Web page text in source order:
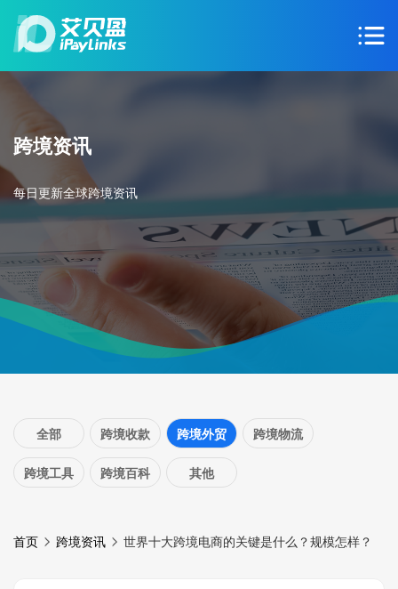
跨境资讯
每日更新全球跨境资讯
全部 跨境收款 跨境外贸 跨境物流
跨境工具 跨境百科 其他
首页 跨境资讯 世界十大跨境电商的关键是什么？规模怎样？